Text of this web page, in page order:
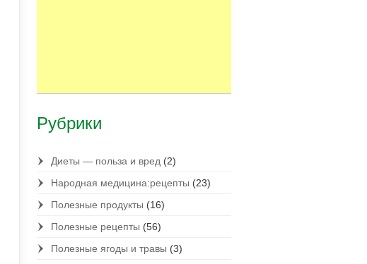
Рубрики
Диеты — польза и вред (2)
Народная медицина:рецепты (23)
Полезные продукты (16)
Полезные рецепты (56)
Полезные ягоды и травы (3)